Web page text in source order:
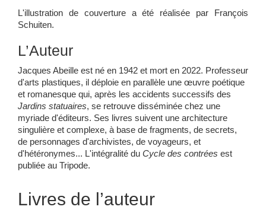
L'illustration de couverture a été réalisée par François
Schuiten.
L’Auteur
Jacques Abeille est né en 1942 et mort en 2022. Professeur
d'arts plastiques, il déploie en parallèle une œuvre poétique
et romanesque qui, après les accidents successifs des
Jardins statuaires, se retrouve disséminée chez une
myriade d'éditeurs. Ses livres suivent une architecture
singulière et complexe, à base de fragments, de secrets,
de personnages d'archivistes, de voyageurs, et
d'hétéronymes... L'intégralité du Cycle des contrées est
publiée au Tripode.
Livres de l’auteur